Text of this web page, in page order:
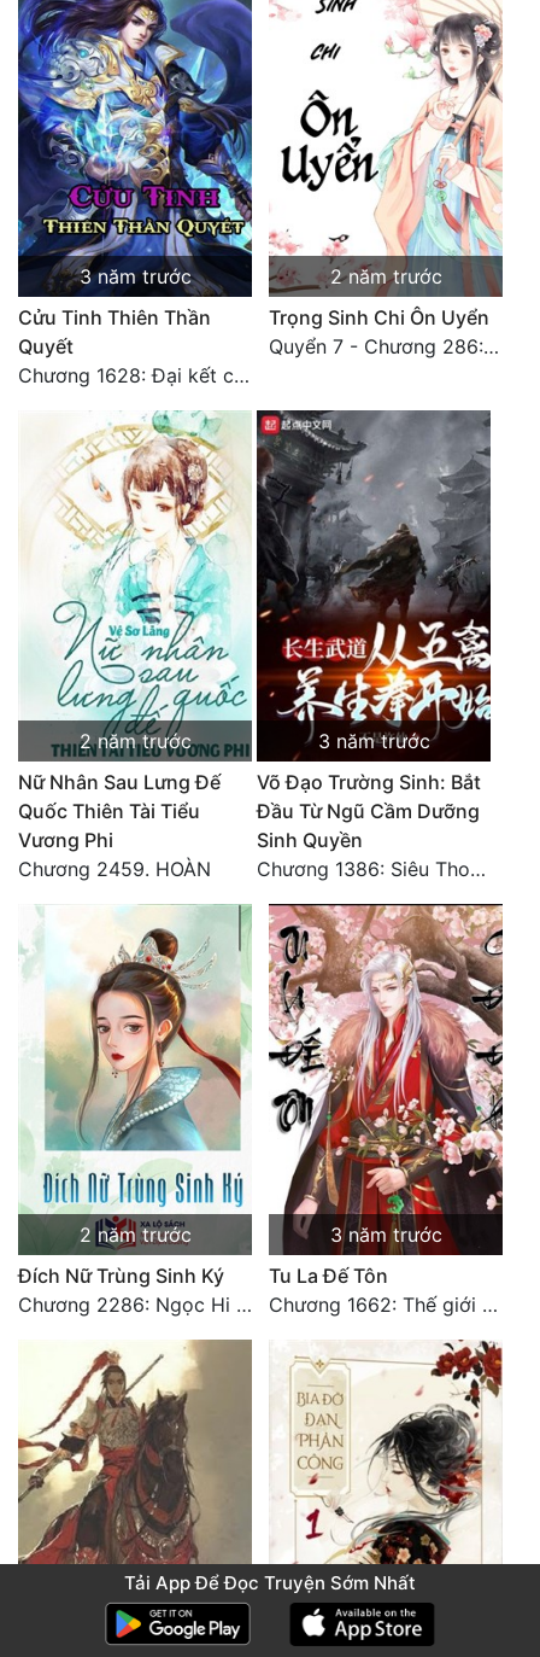
3 năm trước
Cửu Tinh Thiên Thần
Quyết
Chương 1628: Đại kết cục.
2 năm trước
Trọng Sinh Chi Ôn Uyển
Quyển 7 - Chương 286: Phiên ngoại : Bạch Khải Trạch (thượng)
2 năm trước
Nữ Nhân Sau Lưng Đế
Quốc Thiên Tài Tiểu
Vương Phi
Chương 2459. HOÀN
3 năm trước
Võ Đạo Trường Sinh: Bắt
Đầu Từ Ngũ Cầm Dưỡng
Sinh Quyền
Chương 1386: Siêu Thoát Thiên Địa! Đại Kết Cục???
2 năm trước
Đích Nữ Trùng Sinh Ký
Chương 2286: Ngọc Hi phiên ngoại (40)
3 năm trước
Tu La Đế Tôn
Chương 1662: Thế giới mới (đại kết cục)
Tải App Để Đọc Truyện Sớm Nhất